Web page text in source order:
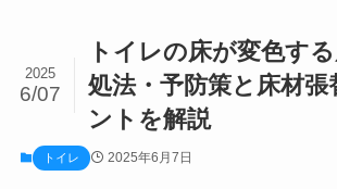
トイレの床が変色す
処法・予防策と床材張
ントを解説
2025
6/07
トイレ 2025年6月7日